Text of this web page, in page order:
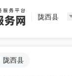
陇西县
陇西县